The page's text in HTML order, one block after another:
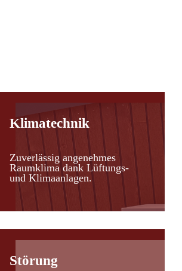
Klimatechnik
Zuverlässig angenehmes
Raumklima dank Lüftungs-
und Klimaanlagen.
Störung